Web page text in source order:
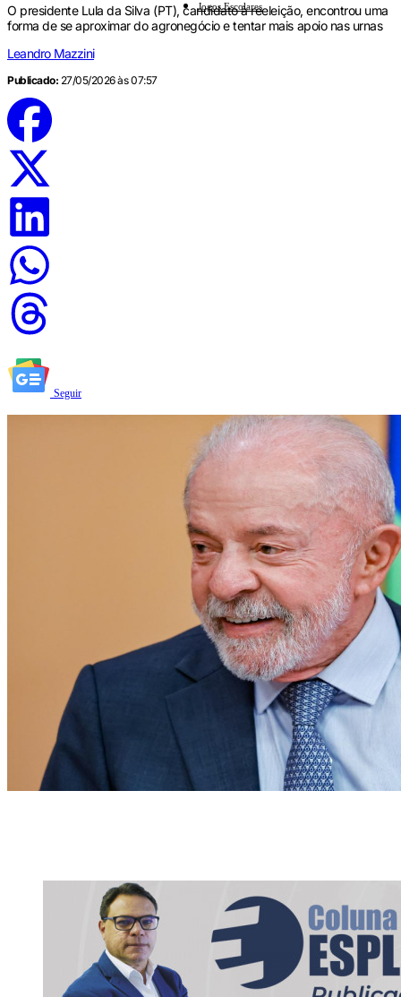
Jogos Escolares
O presidente Lula da Silva (PT), candidato à reeleição, encontrou uma
forma de se aproximar do agronegócio e tentar mais apoio nas urnas
Leandro Mazzini
Publicado: 27/05/2026 às 07:57
Seguir